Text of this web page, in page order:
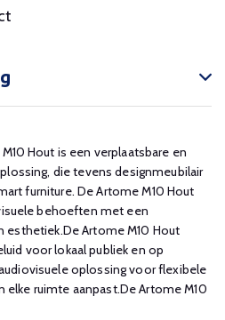
Hout is een verplaatsbare en
die tevens designmeubilair
furniture. De Artome M10 Hout
behoeften met een
esthetiek.De Artome M10 Hout
voor lokaal publiek en op
oplossing voor flexibele
ruimte aanpast.De Artome M10